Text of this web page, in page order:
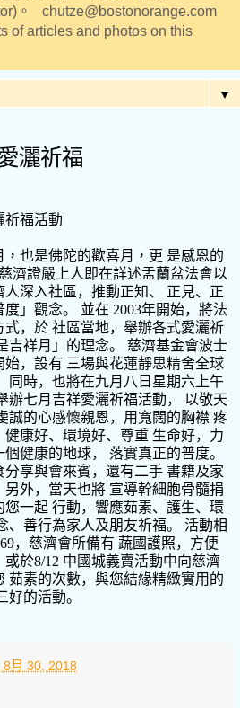
。 chutze@bostonorange.com
of articles and photos on this
▼
灑祈福
祈福活動
，也是佛陀的歡喜⽉ ，更 是感恩的
濟證嚴上 ⼈ 即在詳述盂蘭盆法會以
⼈深 ⼊社區，推動正知、 正 ⾒、正
」觀念。 並在 2003年開始，將法
式，於 社區當地，舉辦各式愛灑祈
吉祥⽉ 」的理念。 慈濟基⾦會波⼠
始，設有 三場與花蓮靜思精舍全球
同時，也將在九⽉⼋⽇ 星期六上午
辦七⽉ 吉祥愛灑祈福活動， 以敬天
誠的⼼感懷親恩， ⽤ 寬闊的胸襟 疼
健康好、環境好、尊重 ⽣命好， ⼒
個健康的地球， 落實真正的普度。
分享與會來賓，還有⼆⼿ 書籍及家
另外，當天也將 宣導幹細胞⾻髓捐
您⼀起 ⾏動，響應茹素、護⽣、環
、善⾏為家⼈及朋友祈福。 活動相
，慈濟會所備有 蔬國護照， ⽅便
或於8/12 中國城義賣活動中向慈濟
茹素的次數，與您結緣精緻實⽤ 的
好的活動。
8月 30, 2018